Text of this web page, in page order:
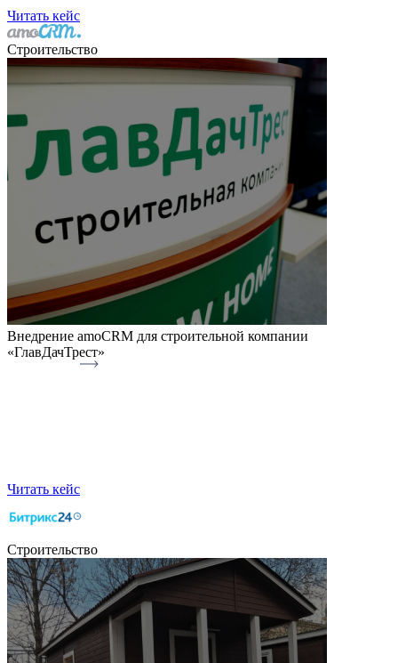
Читать кейс
Строительство
Внедрение amoCRM для строительной компании
«ГлавДачТрест»
Читать кейс
Строительство